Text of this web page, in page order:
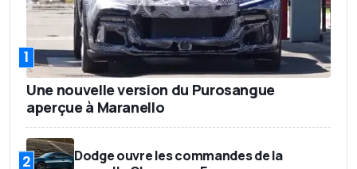
1
Une nouvelle version du Purosangue
aperçue à Maranello
2
Dodge ouvre les commandes de la